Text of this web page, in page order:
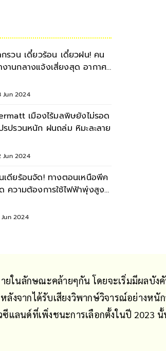
กรวน เดี๋ยวร้อน เดี๋ยวฝน! คน
งานกลางแจ้งเสี่ยงสุด อากาศ
Jun 2024
เมืองไร้มลพิษยังไม่รอด
รปรวนหนัก ฝนถล่ม หิมะละลาย
Jun 2024
เดียร้อนจัด! ทางตอนเหนือพีค
ความต้องการใช้ไฟฟ้าพุ่งสูง
Jun 2024
ในลักษณะคล้ายๆกัน โดยจะเริ่มมีผลบัง
งจากได้รับเสียงวิพากษ์วิจารณ์อย่างหนั
แลนด์ที่เพิ่งชนะการเลือกตั้งในปี 2023 นั้